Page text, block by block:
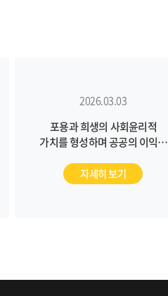
2026.03.03
포용과 희생의 사회윤리적
가치를 형성하며 공공의 이익을
[교회신뢰도 여론조사 발표회
후기]
자세히 보기